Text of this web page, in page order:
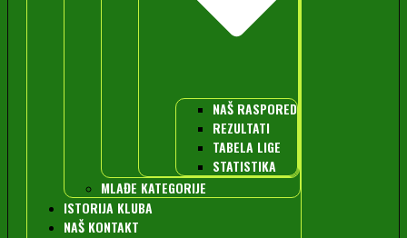
NAŠ RASPORED
REZULTATI
TABELA LIGE
STATISTIKA
MLAĐE KATEGORIJE
ISTORIJA KLUBA
NAŠ KONTAKT